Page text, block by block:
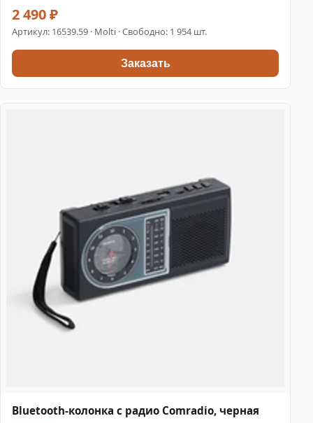
2 490 ₽
Артикул: 16539.59 · Molti · Свободно: 1 954 шт.
Заказать
Bluetooth-колонка с радио Comradio, черная